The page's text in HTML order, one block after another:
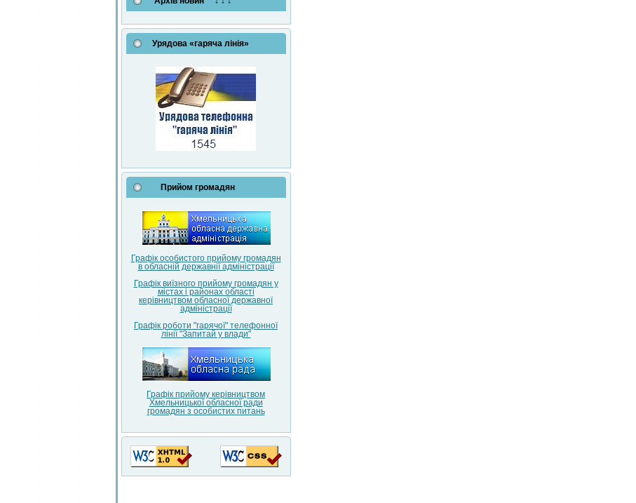
Урядова «гаряча лінія»
Прийом громадян
Графік особистого прийому громадян
в обласній державнії адміністрації
Графік виїзного прийому громадян у
містах і районах області
керівництвом обласної державної
адміністрації
Графік роботи "гарячої" телефонної
лінії "Запитай у влади"
Графік прийому керівництвом
Хмельницької обласної ради
громадян з особистих питань